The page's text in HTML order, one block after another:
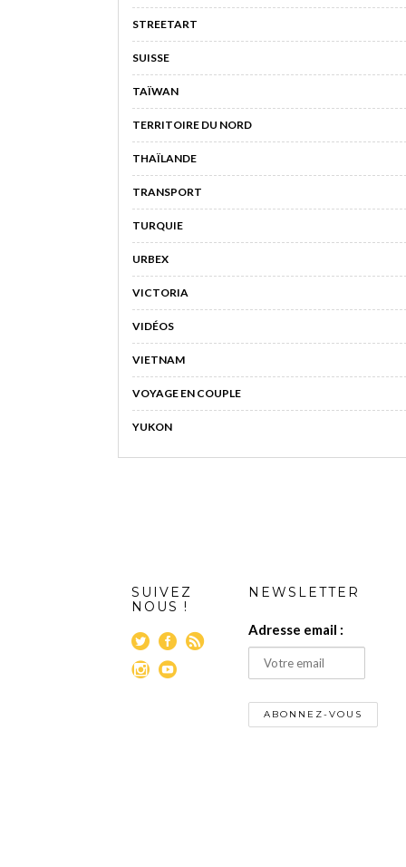
STREETART
SUISSE
TAÏWAN
TERRITOIRE DU NORD
THAÏLANDE
TRANSPORT
TURQUIE
URBEX
VICTORIA
VIDÉOS
VIETNAM
VOYAGE EN COUPLE
YUKON
SUIVEZ
NOUS !
NEWSLETTER
Adresse email :